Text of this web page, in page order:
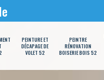
PEINTURE ET
DÉCAPAGE DE
VOLET 52
PEINTRE
RÉNOVATION
BOISERIE BOIS 52